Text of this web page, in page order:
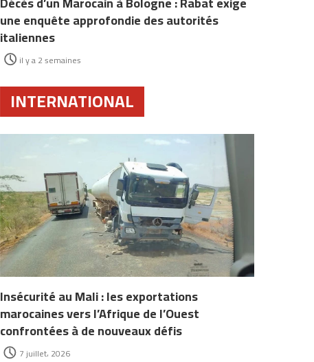
une enquête approfondie des autorités
italiennes
il y a 2 semaines
INTERNATIONAL
Insécurité au Mali : les exportations
marocaines vers l’Afrique de l’Ouest
confrontées à de nouveaux défis
7 juillet، 2026